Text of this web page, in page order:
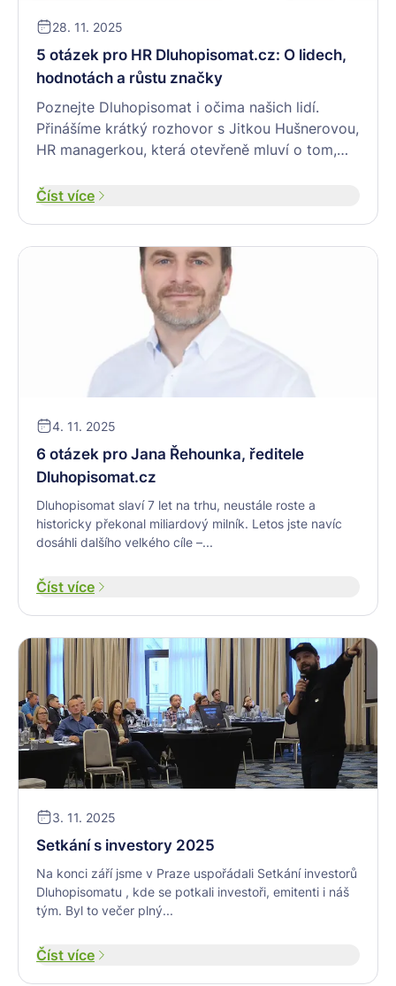
28. 11. 2025
5 otázek pro HR Dluhopisomat.cz: O lidech,
hodnotách a růstu značky
Poznejte Dluhopisomat i očima našich lidí.
Přinášíme krátký rozhovor s Jitkou Hušnerovou,
HR managerkou, která otevřeně mluví o tom,
práce u nás skvělou příležitostí pro ty, kteří
Číst více
4. 11. 2025
6 otázek pro Jana Řehounka, ředitele
Dluhopisomat.cz
Dluhopisomat slaví 7 let na trhu, neustále roste a
historicky překonal miliardový milník. Letos jste navíc
dosáhli dalšího velkého cíle –...
Číst více
3. 11. 2025
Setkání s investory 2025
Na konci září jsme v Praze uspořádali Setkání investorů
Dluhopisomatu , kde se potkali investoři, emitenti i náš
tým. Byl to večer plný...
Číst více